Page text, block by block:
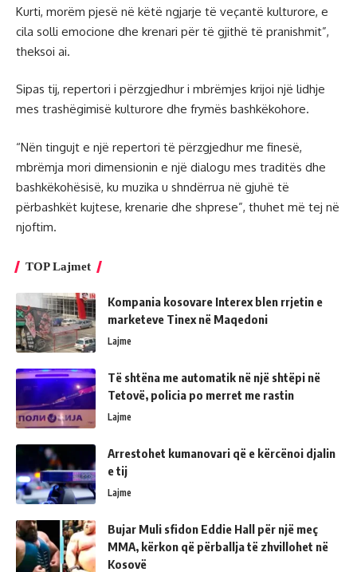
Kurti, morëm pjesë në këtë ngjarje të veçantë kulturore, e
cila solli emocione dhe krenari për të gjithë të pranishmit”,
theksoi ai.
Sipas tij, repertori i përzgjedhur i mbrëmjes krijoi një lidhje
mes trashëgimisë kulturore dhe frymës bashkëkohore.
“Nën tingujt e një repertori të përzgjedhur me finesë,
mbrëmja mori dimensionin e një dialogu mes traditës dhe
bashkëkohësisë, ku muzika u shndërrua në gjuhë të
përbashkët kujtese, krenarie dhe shprese”, thuhet më tej në
njoftim.
TOP Lajmet
Kompania kosovare Interex blen rrjetin e
marketeve Tinex në Maqedoni
Lajme
Të shtëna me automatik në një shtëpi në
Tetovë, policia po merret me rastin
Lajme
Arrestohet kumanovari që e kërcënoi djalin
e tij
Lajme
Bujar Muli sfidon Eddie Hall për një meç
MMA, kërkon që përballja të zhvillohet në
Kosovë